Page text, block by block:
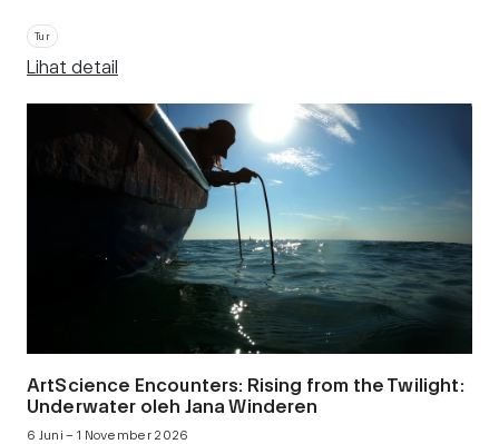
Tur
Lihat detail
ArtScience Encounters: Rising from the Twilight:
Underwater oleh Jana Winderen
6 Juni – 1 November 2026